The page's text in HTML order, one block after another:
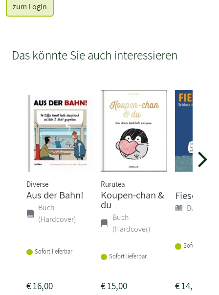
zum Login
Das könnte Sie auch interessieren
Diverse
Aus der Bahn!
Buch
(Hardcover)
Sofort lieferbar
€16,00
Rurutea
Koupen-chan &
du
Buch
(Hardcover)
Sofort lieferbar
€15,00
Fiese
Buch
Sofort
€14,00